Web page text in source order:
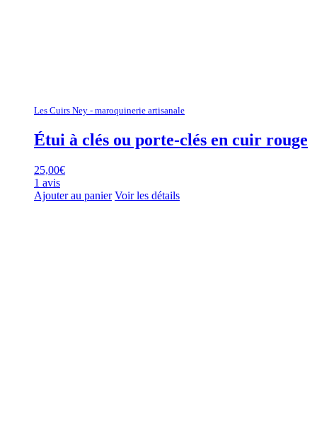
Les Cuirs Ney - maroquinerie artisanale
Étui à clés ou porte-clés en cuir rouge
25,00€
1 avis
Ajouter au panier Voir les détails